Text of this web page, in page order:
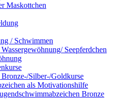
Maskottchen
/ Schwimmen
Seepferdchen
Silber-/Goldkurse
als Motivationshilfe
Bronze